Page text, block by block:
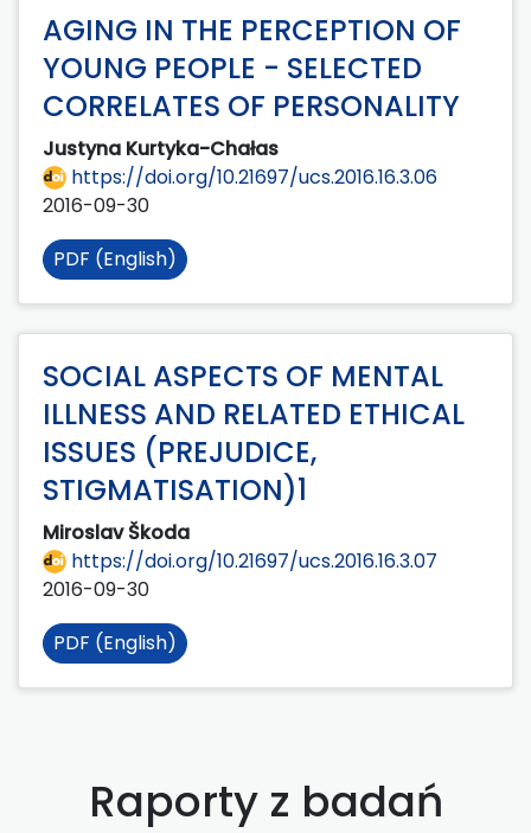
AGING IN THE PERCEPTION OF
YOUNG PEOPLE - SELECTED
CORRELATES OF PERSONALITY
Justyna Kurtyka-Chałas
https://doi.org/10.21697/ucs.2016.16.3.06
2016-09-30
PDF (English)
SOCIAL ASPECTS OF MENTAL
ILLNESS AND RELATED ETHICAL
ISSUES (PREJUDICE,
STIGMATISATION)1
Miroslav Škoda
https://doi.org/10.21697/ucs.2016.16.3.07
2016-09-30
PDF (English)
Raporty z badań